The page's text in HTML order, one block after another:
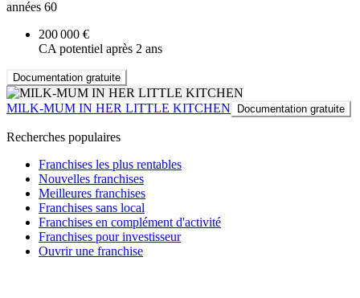
années 60
200 000 €
CA potentiel après 2 ans
Documentation gratuite
MILK-MUM IN HER LITTLE KITCHEN Documentation gratuite
Recherches populaires
Franchises les plus rentables
Nouvelles franchises
Meilleures franchises
Franchises sans local
Franchises en complément d'activité
Franchises pour investisseur
Ouvrir une franchise